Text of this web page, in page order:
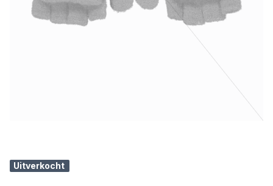
Uitverkocht